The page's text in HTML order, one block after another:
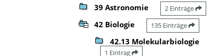
39 Astronomie 2 Einträge
42 Biologie 135 Einträge
42.13 Molekularbiologie
1 Eintrag